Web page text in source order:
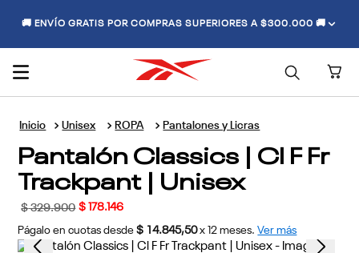
🚚 ENVÍO GRATIS POR COMPRAS SUPERIORES A $300.000 🚚
Unisex ROPA Pantalones y Licras
Pantalón Classics | Cl F Fr
Trackpant | Unisex
$ 329.900 $ 178.146
Págalo en cuotas desde $ 14.845,50 x 12 meses. Ver más